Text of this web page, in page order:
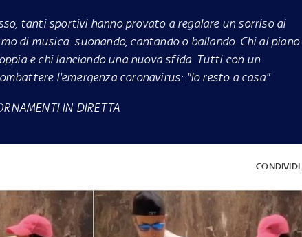
tanti sportivi hanno provato a regalare un sorriso ai
di musica: suonando, cantando o ballando. Chi al piano
e chi lanciando una nuova sfida. Tutti con un
l'emergenza coronavirus: "Io resto a casa"
IN DIRETTA
CONDIVIDI